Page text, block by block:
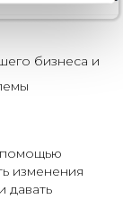
бизнеса и
помощью
изменения
давать